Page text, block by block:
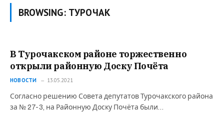
BROWSING: ТУРОЧАК
В Турочакском районе торжественно
открыли районную Доску Почёта
НОВОСТИ 13.05.2021
Согласно решению Совета депутатов Турочакского района
за № 27-3, на Районную Доску Почёта были…